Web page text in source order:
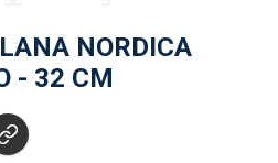
NORDICA
- 32 CM